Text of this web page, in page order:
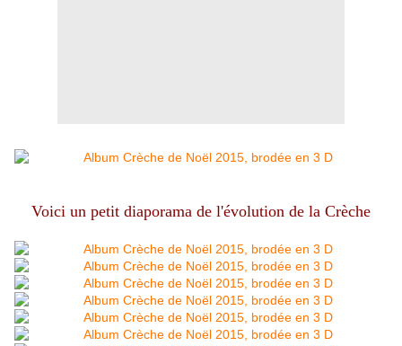
Voici un petit diaporama de l'évolution de la Crèche